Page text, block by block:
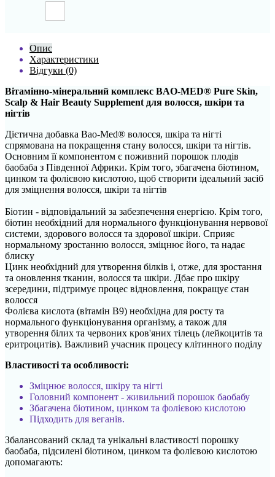
Опис
Характеристики
Відгуки (0)
Вітамінно-мінеральний комплекс BAO-MED® Pure Skin,
Scalp & Hair Beauty Supplement для волосся, шкіри та
нігтів
Дієтична добавка Bao-Med® волосся, шкіра та нігті
спрямована на покращення стану волосся, шкіри та нігтів.
Основним її компонентом є поживний порошок плодів
баобаба з Південної Африки. Крім того, збагачена біотином,
цинком та фолієвою кислотою, щоб створити ідеальний засіб
для зміцнення волосся, шкіри та нігтів
Біотин - відповідальний за забезпечення енергією. Крім того,
біотин необхідний для нормального функціонування нервової
системи, здорового волосся та здорової шкіри. Сприяє
нормальному зростанню волосся, зміцнює його, та надає
блиску
Цинк необхідний для утворення білків і, отже, для зростання
та оновлення тканин, волосся та шкіри. Дбає про шкіру
зсередини, підтримує процес відновлення, покращує стан
волосся
Фолієва кислота (вітамін В9) необхідна для росту та
нормального функціонування організму, а також для
утворення білих та червоних кров'яних тілець (лейкоцитів та
еритроцитів). Важливий учасник процесу клітинного поділу
Властивості та особливості:
Зміцнює волосся, шкіру та нігті
Головний компонент - живильний порошок баобабу
Збагачена біотином, цинком та фолієвою кислотою
Підходить для веганів.
Збалансований склад та унікальні властивості порошку
баобаба, підсилені біотином, цинком та фолієвою кислотою
допомагають: